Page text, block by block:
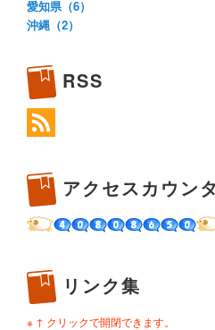
愛知県（6）
沖縄（2）
RSS
アクセスカウン
リンク集
※ ↑ クリックで開閉できます。